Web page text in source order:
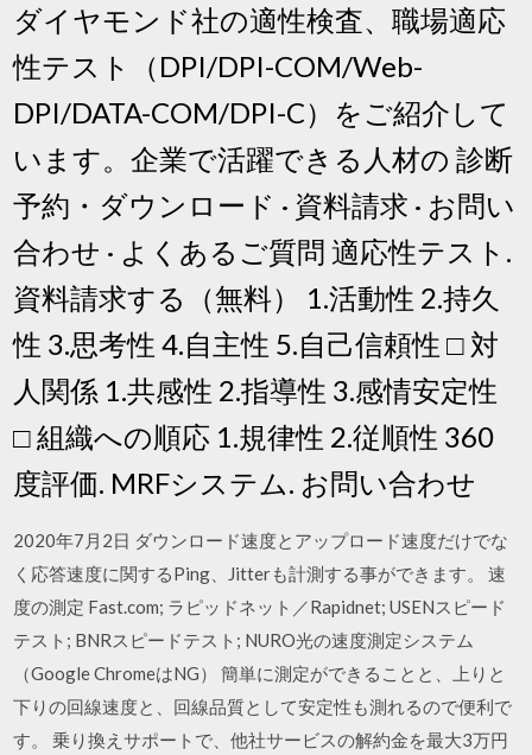
ダイヤモンド社の適性検査、職場適応
性テスト（DPI/DPI-COM/Web-
DPI/DATA-COM/DPI-C）をご紹介して
います。企業で活躍できる人材の 診断
予約・ダウンロード · 資料請求 · お問い
合わせ · よくあるご質問 適応性テスト.
資料請求する（無料） 1.活動性 2.持久
性 3.思考性 4.自主性 5.自己信頼性 □ 対
人関係 1.共感性 2.指導性 3.感情安定性
□ 組織への順応 1.規律性 2.従順性 360
度評価. MRFシステム. お問い合わせ
2020年7月2日 ダウンロード速度とアップロード速度だけでな
く応答速度に関するPing、Jitterも計測する事ができます。 速
度の測定 Fast.com; ラピッドネット／Rapidnet; USENスピード
テスト; BNRスピードテスト; NURO光の速度測定システム
（Google ChromeはNG） 簡単に測定ができることと、上りと
下りの回線速度と、回線品質として安定性も測れるので便利で
す。 乗り換えサポートで、他社サービスの解約金を最大3万円